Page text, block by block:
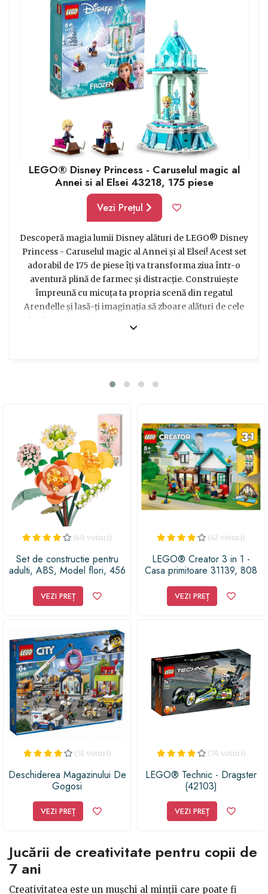
spațiu. Alege însă varianta potrivită pentru micuți,
astfel încât să nu fie prea dificil sau dimpotrivă, prea
Este important să alegi un LEGO care să se potrivească
intereselor și personalității individuale. Astfel de jocuri
LEGO pot fi minunate cadouri copii 7 ani, oferindu-le o
experiență de joc captivantă și plină de satisfacții.
LEGO® Disney Princess - Caruselul magic al
Annei si al Elsei 43218, 175 piese
Vezi Prețul
Descoperă magia lumii Disney alături de LEGO® Disney
Princess - Caruselul magic al Annei și al Elsei! Acest set
adorabil de 175 de piese îți va transforma ziua într-o
aventură plină de farmec și distracție. Construiește
împreună cu micuța ta propria scenă din regatul
Arendelle și lasă-ți imaginația să zboare alături de cele
două surori preferate. Cu acest set, micuța ta va putea
altă ocazie specială într-un moment de poveste cu acest
(60 voturi)
Set de constructie pentru
adulti, ABS, Model flori, 456
VEZI PREȚ
(42 voturi)
LEGO® Creator 3 in 1 -
Casa primitoare 31139, 808
VEZI PREȚ
(51 voturi)
Deschiderea Magazinului De
Gogosi
VEZI PREȚ
(74 voturi)
LEGO® Technic - Dragster
(42103)
VEZI PREȚ
Jucării de creativitate pentru copii de
7 ani
Creativitatea este un mușchi al minții care poate fi